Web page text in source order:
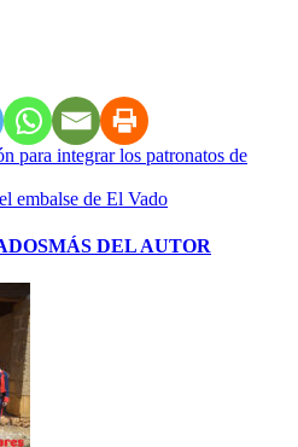
para integrar los patronatos de
embalse de El Vado
MÁS DEL AUTOR